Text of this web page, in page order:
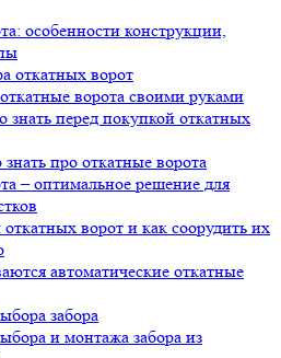
особенности конструкции,
откатных ворот
ворота своими руками
знать перед покупкой откатных
про откатные ворота
– оптимальное решение для
ворот и как соорудить их
автоматические откатные
забора
и монтажа забора из